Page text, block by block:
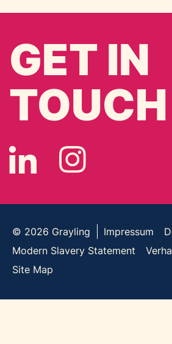
GET IN
TOUCH
© 2026 Grayling Impressum
Modern Slavery Statement
Site Map